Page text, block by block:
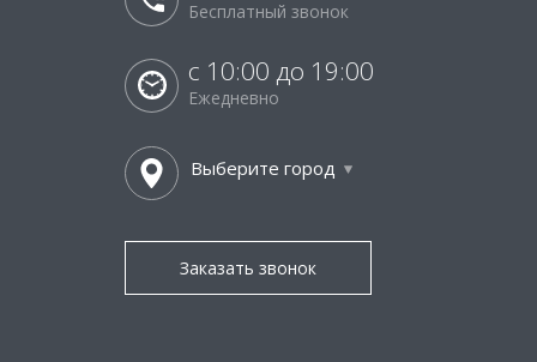
Бесплатный звонок
с 10:00 до 19:00
Ежедневно
Выберите город
Заказать звонок